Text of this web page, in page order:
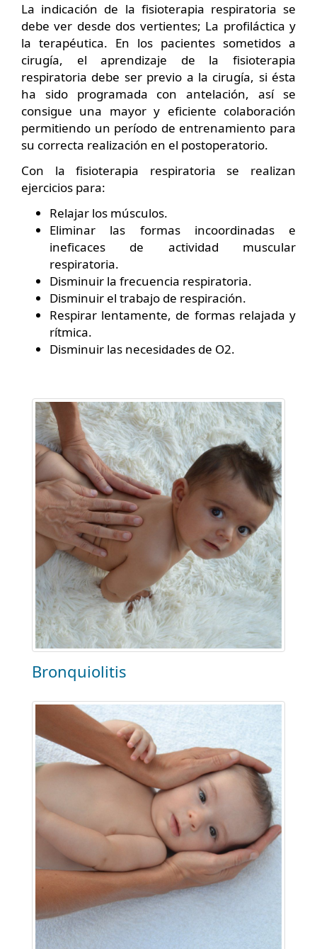
La indicación de la fisioterapia respiratoria se
debe ver desde dos vertientes; La profiláctica y
la terapéutica. En los pacientes sometidos a
cirugía, el aprendizaje de la fisioterapia
respiratoria debe ser previo a la cirugía, si ésta
ha sido programada con antelación, así se
consigue una mayor y eficiente colaboración
permitiendo un período de entrenamiento para
su correcta realización en el postoperatorio.
Con la fisioterapia respiratoria se realizan
ejercicios para:
Relajar los músculos.
Eliminar las formas incoordinadas e
ineficaces de actividad muscular
respiratoria.
Disminuir la frecuencia respiratoria.
Disminuir el trabajo de respiración.
Respirar lentamente, de formas relajada y
rítmica.
Disminuir las necesidades de O2.
Bronquiolitis